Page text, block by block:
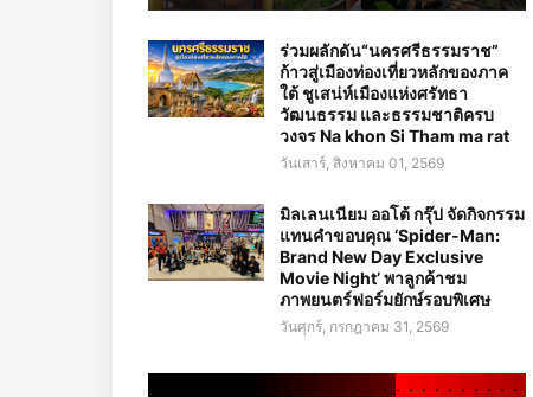
ร่วมผลักดัน“นครศรีธรรมราช”
ก้าวสู่เมืองท่องเที่ยวหลักของภาค
ใต้ ชูเสน่ห์เมืองแห่งศรัทธา
วัฒนธรรม และธรรมชาติครบ
วงจร Na khon Si Tham ma rat
วันเสาร์, สิงหาคม 01, 2569
มิลเลนเนียม ออโต้ กรุ๊ป จัดกิจกรรม
แทนคำขอบคุณ ‘Spider-Man:
Brand New Day Exclusive
Movie Night’ พาลูกค้าชม
ภาพยนตร์ฟอร์มยักษ์รอบพิเศษ
วันศุกร์, กรกฎาคม 31, 2569
. . . . . . . . . . . . . . . . .